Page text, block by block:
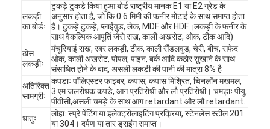
लकड़ी
का बोर्डः
टुकड़े टुकड़े किया हुआ बोर्ड राष्ट्रीय मानक E1 या E2 ग्रेड के
अनुसार होता है, जो कि 0.6 मिमी की फनीर मोटाई के साथ समाप्त होता
है। टुकड़े टुकड़े, प्लाईवुड, लेक, MDF और HDF।लकड़ी के फनीर के
साथ वैकल्पिक आपूर्ति जैसे राख, काली अखरोट, ओक, टीक आदि)
ठोस
लकड़ीः
मंचूरियाई राख, रबर लकड़ी, टीक, काली सैंडलवुड, चेरी, बीच, सफेद
ओक, काली अखरोट, पोपल, पाइन, बर्क आदि कठोर सुखाने के साथ
संसाधित होने के बाद, असली लकड़ी की पानी की मात्रा 8% है
अतिरिक्त
सामग्रीः
कपड़ाः पॉलिएस्टर फाइबर, कपास, कपास मिश्रित, चिनलॉन मखमल,
3 एम जलरोधक कपड़े, आग प्रतिरोधी और लौ प्रतिरोधी। चमड़ाः पीयू,
पीवीसी,असली चमड़े के साथ आग retardant और लौ retardant.
धातुः
लोहा: स्प्रे पेंटिंग या इलेक्ट्रोलाइटिंग प्रक्रिया, स्टेनलेस स्टील 201
या 304। दर्पण या तार ड्राइंग समाप्त।